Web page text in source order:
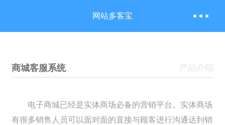
网站多客宝
产品介绍
商城客服系统
电子商城已经是实体商场必备的营销平台。实体商场
有很多销售人员可以面对面的直接与顾客进行沟通达到销